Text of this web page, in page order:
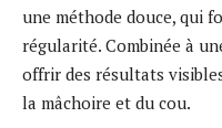
une méthode douce, qui
régularité. Combinée à
offrir des résultats
la mâchoire et du cou.